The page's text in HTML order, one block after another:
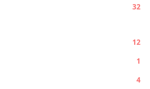
32
12
1
4